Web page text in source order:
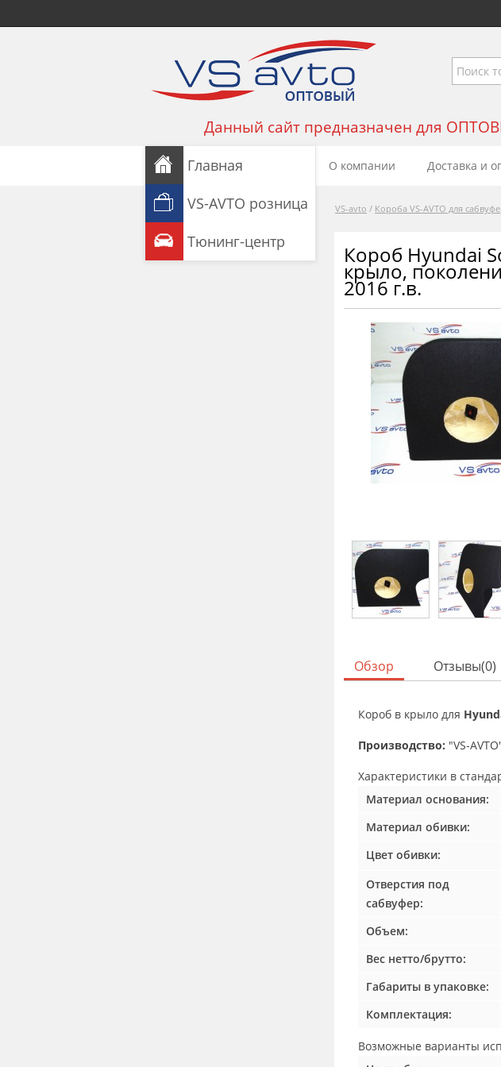
Данный сайт предназначен для
О компании Доставка и
VS-avto / Короба VS-AVTO для
Главная
VS-AVTO розница
Тюнинг-центр
Короб Hyundai
крыло,
2016 г.в.
Обзор Отзывы(0)
Короб в крыло для
Производство: "VS-
Характеристики в
Материал основания:
Материал обивки:
Цвет обивки:
Отверстия под
сабвуфер:
Объем:
Вес нетто/брутто:
Габариты в упаковке:
Комплектация:
Возможные варианты